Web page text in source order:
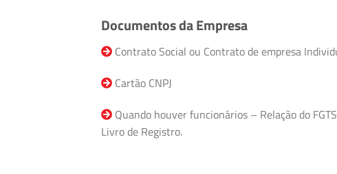
Documentos da Empresa
Contrato Social ou Contrato de empresa
Cartão CNPJ
Quando houver funcionários – Relação do
Livro de Registro.